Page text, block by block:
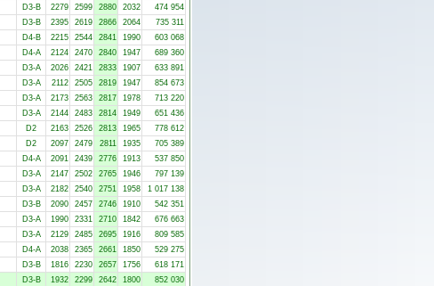
D3-B 2279 2599 2880 2032
474 954
D3-B 2395 2619 2866 2064
735 311
D4-B 2215 2544 2841 1990
603 068
D4-A 2124 2470 2840 1947
689 360
D3-A 2026 2421 2833 1907
633 891
D3-A 2112 2505 2819 1947
854 673
D3-A 2173 2563 2817 1978
713 220
D3-A 2144 2483 2814 1949
651 436
D2 2163 2526 2813 1965
778 612
D2 2097 2479 2811 1935
705 389
D4-A 2091 2439 2776 1913
537 850
D3-A 2147 2502 2765 1946
797 139
D3-A 2182 2540 2751 1958
1 017 138
D3-B 2090 2457 2746 1910
542 351
D3-A 1990 2331 2710 1842
676 663
D3-A 2129 2485 2695 1916
809 585
D4-A 2038 2365 2661 1850
529 275
D3-B 1816 2230 2657 1756
618 171
D3-B 1932 2299 2642 1800
852 030